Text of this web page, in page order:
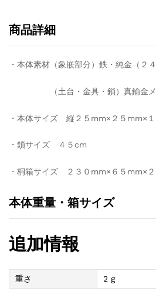
商品詳細
・本体素材（象嵌部分）鉄・純金（２
（土台・金具・鎖）真鍮金メ
・本体サイズ 縦２５mm×２５mm×
・鎖サイズ ４５cm
・桐箱サイズ ２３０mm×６５mm×
本体重量・箱サイズ
追加情報
重さ 2 g